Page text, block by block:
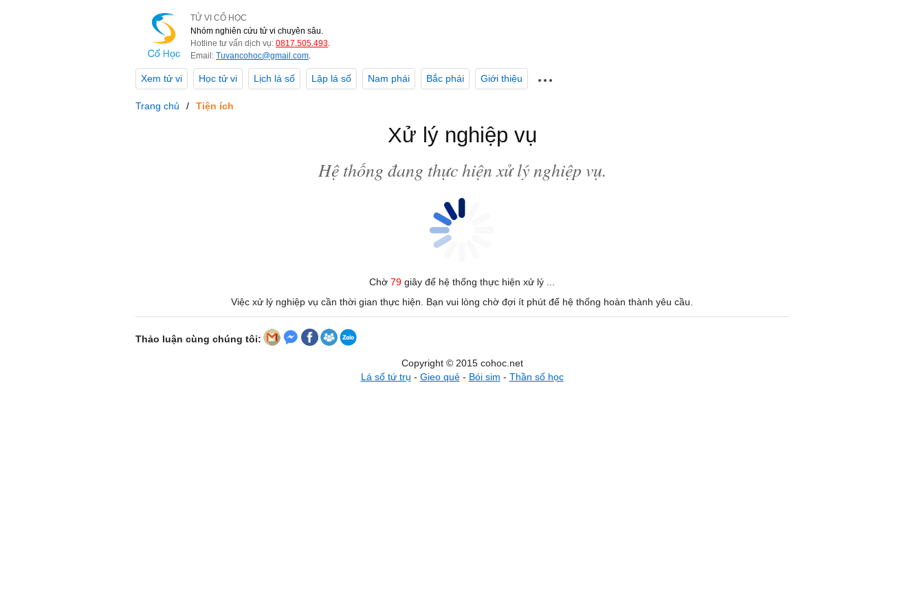
TỬ VI CỔ HỌC
Nhóm nghiên cứu tử vi chuyên sâu.
Hotline tư vấn dịch vụ: 0817.505.493.
Email: Tuvancohoc@gmail.com.
Xem tử vi Học tử vi Lịch lá số Lập lá số Nam phái Bắc phái Giới thiệu
Trang chủ Tiện ích
Xử lý nghiệp vụ
Hệ thống đang thực hiện xử lý nghiệp vụ.
Chờ 79 giây để hệ thống thực hiện xử lý ...
Việc xử lý nghiệp vụ cần thời gian thực hiện. Bạn vui lòng chờ đợi ít phút để hệ thống hoàn thành yêu cầu.
Thảo luận cùng chúng tôi:
Copyright © 2015 cohoc.net
Lá số tứ trụ - Gieo quẻ- Bói sim - Thần số học